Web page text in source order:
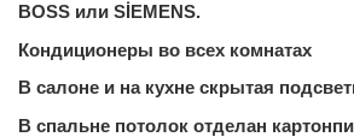
BOSS или SİEMENS.
Кондиционеры во всех комнатах
В салоне и на кухне скрытая
В спальне потолок отделан